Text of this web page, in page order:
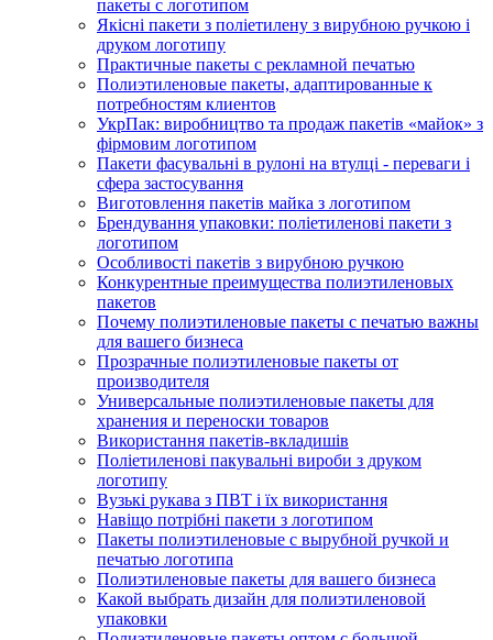
пакеты с логотипом
Якісні пакети з поліетилену з вирубною ручкою і
друком логотипу
Практичные пакеты с рекламной печатью
Полиэтиленовые пакеты, адаптированные к
потребностям клиентов
УкрПак: виробництво та продаж пакетів «майок» з
фірмовим логотипом
Пакети фасувальні в рулоні на втулці - переваги і
сфера застосування
Виготовлення пакетів майка з логотипом
Брендування упаковки: поліетиленові пакети з
логотипом
Особливості пакетів з вирубною ручкою
Конкурентные преимущества полиэтиленовых
пакетов
Почему полиэтиленовые пакеты с печатью важны
для вашего бизнеса
Прозрачные полиэтиленовые пакеты от
производителя
Универсальные полиэтиленовые пакеты для
хранения и переноски товаров
Використання пакетів-вкладишів
Поліетиленові пакувальні вироби з друком
логотипу
Вузькі рукава з ПВТ і їх використання
Навіщо потрібні пакети з логотипом
Пакеты полиэтиленовые с вырубной ручкой и
печатью логотипа
Полиэтиленовые пакеты для вашего бизнеса
Какой выбрать дизайн для полиэтиленовой
упаковки